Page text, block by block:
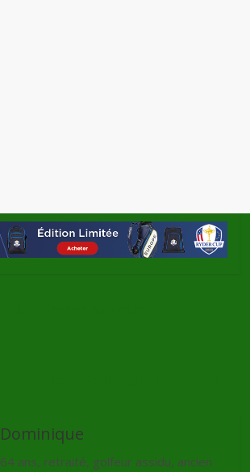
Dominique
64 ans, retraité, golfeur assidu, ancien